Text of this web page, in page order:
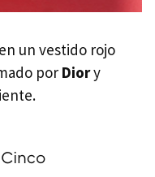
un vestido rojo
por Diory